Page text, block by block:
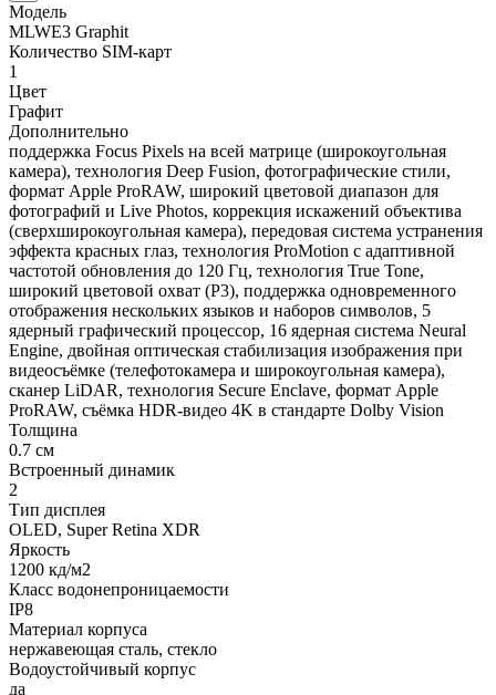
Модель
MLWE3 Graphit
Количество SIM-карт
1
Цвет
Графит
Дополнительно
поддержка Focus Pixels на всей матрице (широкоугольная
камера), технология Deep Fusion, фотографические стили,
формат Apple ProRAW, широкий цветовой диапазон для
фотографий и Live Photos, коррекция искажений объектива
(сверхширокоугольная камера), передовая система устранения
эффекта красных глаз, технология ProMotion с адаптивной
частотой обновления до 120 Гц, технология True Tone,
широкий цветовой охват (P3), поддержка одновременного
отображения нескольких языков и наборов символов, 5
ядерный графический процессор, 16 ядерная система Neural
Engine, двойная оптическая стабилизация изображения при
видеосъёмке (телефотокамера и широкоугольная камера),
сканер LiDAR, технология Secure Enclave, формат Apple
ProRAW, съёмка HDR-видео 4K в стандарте Dolby Vision
Толщина
0.7 см
Встроенный динамик
2
Тип дисплея
OLED, Super Retina XDR
Яркость
1200 кд/м2
Класс водонепроницаемости
IP8
Материал корпуса
нержавеющая сталь, стекло
Водоустойчивый корпус
да